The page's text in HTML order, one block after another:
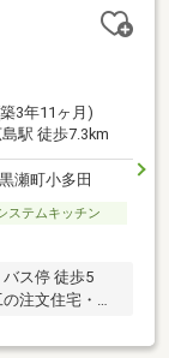
3年11ヶ月)
駅 徒歩7.3km
瀬町小多田
ステムキッチン
ス停 徒歩5
注文住宅・敷
2階にはWICや